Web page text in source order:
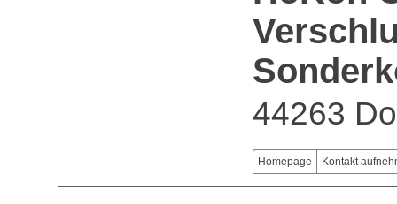
44263
Homepage Kontakt